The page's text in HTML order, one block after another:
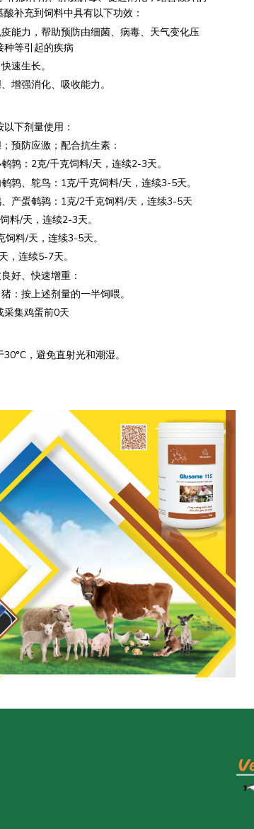
补充到饲料中具有以下功效：
能力，帮助预防由细菌、病毒、天气变化压
种等引起的疾病
速生长。
增强消化、吸收能力。
下剂量使用：
预防应激；配合抗生素：
鹑：2克/千克饲料/天，连续2-3天。
鹑、鸵鸟：1克/千克饲料/天，连续3-5天。
产蛋鹌鹑：1克/2千克饲料/天，连续3-5天
料/天，连续2-3天。
料/天，连续3-5天。
，连续5-7天。
好、快速增重：
：按上述剂量的一半饲喂。
采集鸡蛋前0天
，避免直射光和潮湿。